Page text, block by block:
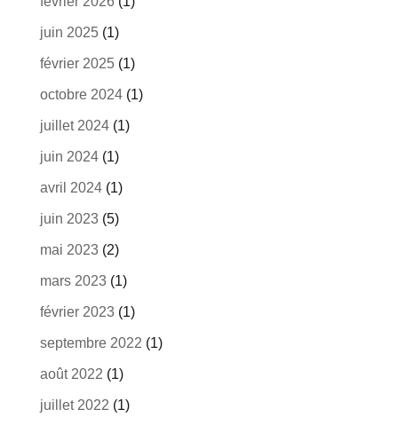
juin 2025(1)
février 2025(1)
octobre 2024(1)
juillet 2024(1)
juin 2024(1)
avril 2024(1)
juin 2023(5)
mai 2023(2)
mars 2023(1)
février 2023(1)
septembre 2022 (1)
août 2022 (1)
juillet 2022 (1)